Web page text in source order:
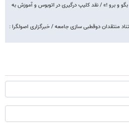
و برو !» / نقد کلیپ درگیری در اتوبوس و آموزش به
منتقدان دوقطبی سازی جامعه / خبرگزاری اصولگرا :